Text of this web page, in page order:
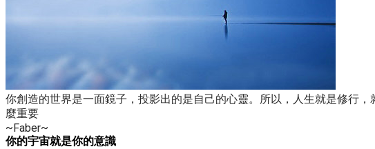
你創造的世界是一面鏡子，投影出的是自己的心靈。所以，人生就是修行
麼重要
​~Faber~
你的宇宙就是你的意識